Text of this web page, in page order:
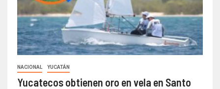
NACIONAL YUCATÁN
Yucatecos obtienen oro en vela en Santo